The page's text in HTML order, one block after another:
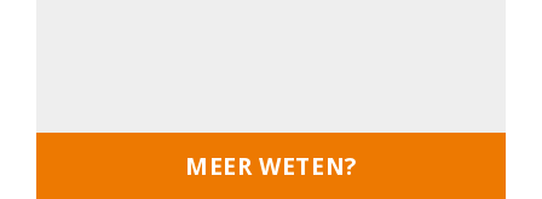
MEER WETEN?